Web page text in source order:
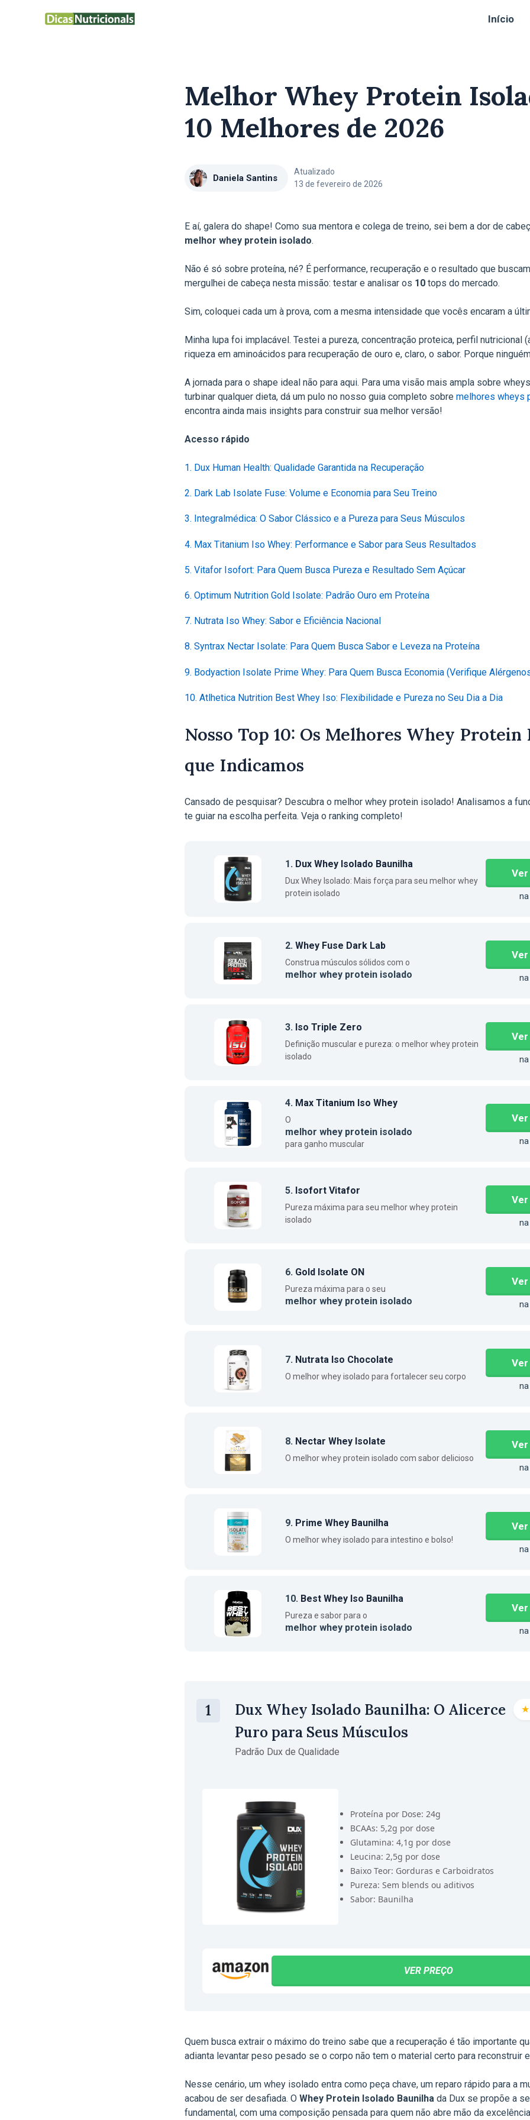
Início
Melhor Whey Protein
10 Melhores de 2026
Daniela Santins
Atualizado
13 de fevereiro de 2026
E aí, galera do shape! Como sua mentora e colega de treino, sei bem a dor de
melhor whey protein isolado.
Não é só sobre proteína, né? É performance, recuperação e o resultado que
mergulhei de cabeça nesta missão: testar e analisar os 10 tops do mercado.
Sim, coloquei cada um à prova, com a mesma intensidade que vocês encaram a
Minha lupa foi implacável. Testei a pureza, concentração proteica, perfil nutricional
riqueza em aminoácidos para recuperação de ouro e, claro, o sabor. Porque
A jornada para o shape ideal não para aqui. Para uma visão mais ampla sobre
turbinar qualquer dieta, dá um pulo no nosso guia completo sobre melhores wheys
encontra ainda mais insights para construir sua melhor versão!
Acesso rápido
1. Dux Human Health: Qualidade Garantida na Recuperação
2. Dark Lab Isolate Fuse: Volume e Economia para Seu Treino
3. Integralmédica: O Sabor Clássico e a Pureza para Seus Músculos
4. Max Titanium Iso Whey: Performance e Sabor para Seus Resultados
5. Vitafor Isofort: Para Quem Busca Pureza e Resultado Sem Açúcar
6. Optimum Nutrition Gold Isolate: Padrão Ouro em Proteína
7. Nutrata Iso Whey: Sabor e Eficiência Nacional
8. Syntrax Nectar Isolate: Para Quem Busca Sabor e Leveza na Proteína
9. Bodyaction Isolate Prime Whey: Para Quem Busca Economia (Verifique
10. Atlhetica Nutrition Best Whey Iso: Flexibilidade e Pureza no Seu Dia a Dia
Nosso Top 10: Os Melhores Whey Protein
que Indicamos
Cansado de pesquisar? Descubra o melhor whey protein isolado! Analisamos a
te guiar na escolha perfeita. Veja o ranking completo!
1. Dux Whey Isolado Baunilha
Dux Whey Isolado: Mais força para seu melhor whey
protein isolado
2. Whey Fuse Dark Lab
Construa músculos sólidos com o
melhor whey protein isolado
3. Iso Triple Zero
Definição muscular e pureza: o melhor whey protein
isolado
4. Max Titanium Iso Whey
O
melhor whey protein isolado
para ganho muscular
5. Isofort Vitafor
Pureza máxima para seu melhor whey protein
isolado
6. Gold Isolate ON
Pureza máxima para o seu
melhor whey protein isolado
7. Nutrata Iso Chocolate
O melhor whey isolado para fortalecer seu corpo
8. Nectar Whey Isolate
O melhor whey protein isolado com sabor delicioso
9. Prime Whey Baunilha
O melhor whey isolado para intestino e bolso!
10. Best Whey Iso Baunilha
Pureza e sabor para o
melhor whey protein isolado
1
Dux Whey Isolado Baunilha: O Alicerce
Puro para Seus Músculos
Padrão Dux de Qualidade
★
Proteína por Dose: 24g
BCAAs: 5,2g por dose
Glutamina: 4,1g por dose
Leucina: 2,5g por dose
Baixo Teor: Gorduras e Carboidratos
Pureza: Sem blends ou aditivos
Sabor: Baunilha
VER PREÇO
Quem busca extrair o máximo do treino sabe que a recuperação é tão importante
adianta levantar peso pesado se o corpo não tem o material certo para reconstruir
Nesse cenário, um whey isolado entra como peça chave, um reparo rápido para a
acabou de ser desafiada. O Whey Protein Isolado Baunilha da Dux se propõe a
fundamental, com uma composição pensada para quem não abre mão da